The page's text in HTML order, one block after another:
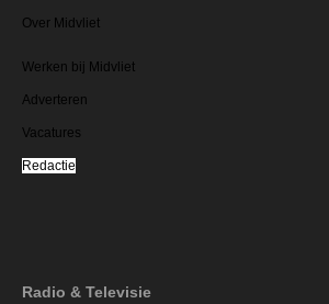
Over Midvliet
Werken bij Midvliet
Adverteren
Vacatures
Redactie
Radio & Televisie